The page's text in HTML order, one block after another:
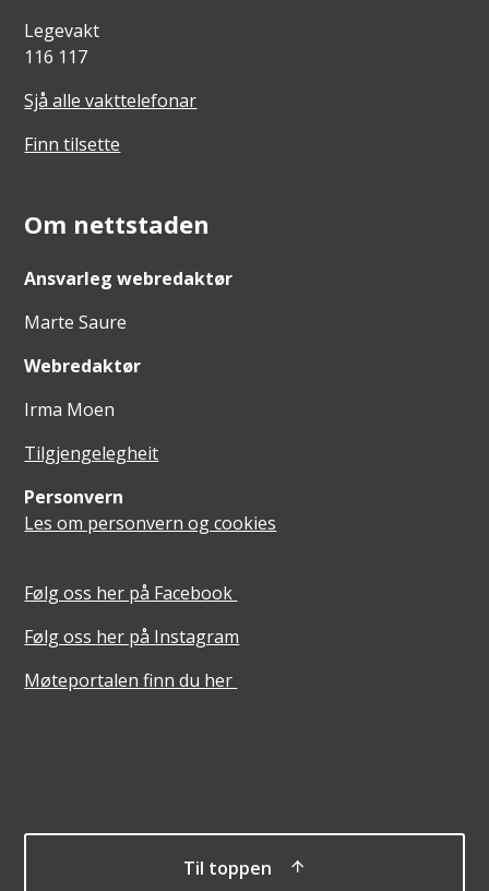
Legevakt
116 117
Sjå alle vakttelefonar
Finn tilsette
Om nettstaden
Ansvarleg webredaktør
Marte Saure
Webredaktør
Irma Moen
Tilgjengelegheit
Personvern
Les om personvern og cookies
Følg oss her på Facebook
Følg oss her på Instagram
Møteportalen finn du her
Til toppen